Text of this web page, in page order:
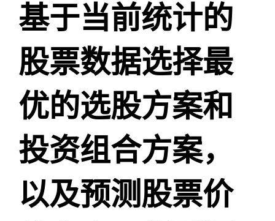
基于当前统计的
股票数据选择最
优的选股方案和
投资组合方案，
以及预测股票价